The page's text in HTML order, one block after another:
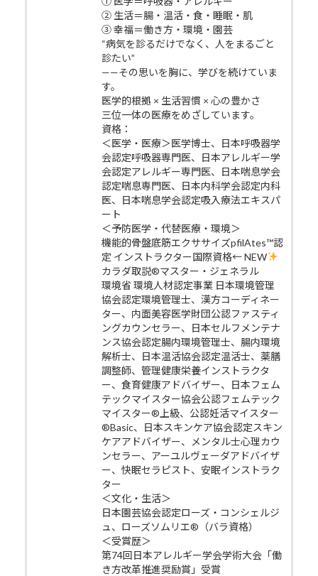
② 生活＝腸・温活・食・睡眠・肌
③ 幸福＝働き方・環境・園芸
“病気を診るだけでなく、人をまるごと
診たい”
——その思いを胸に、学びを続けていま
す。
医学的根拠 × 生活習慣 × 心の豊かさ
三位一体の医療をめざしています。
資格：
＜医学・医療＞医学博士、日本呼吸器学
会認定呼吸器専門医、日本アレルギー学
会認定アレルギー専門医、日本喘息学会
認定喘息専門医、日本内科学会認定内科
医、日本喘息学会認定吸入療法エキスパ
ート
＜予防医学・代替医療・環境＞
機能的骨盤底筋エクササイズpfilAtes™認
定 インストラクター国際資格← NEW
カラダ取説®マスター・ジェネラル
環境省 環境人材認定事業 日本環境管理
協会認定環境管理士、漢方コーディネー
ター、内面美容医学財団公認ファスティ
ングカウンセラー、日本セルフメンテナ
ンス協会認定腸内環境管理士、腸内環境
解析士、日本温活協会認定温活士、薬膳
調整師、管理健康栄養インストラクタ
ー、食育健康アドバイザー、日本フェム
テックマイスター協会公認フェムテック
マイスター®上級、公認妊活マイスター
®Basic、日本スキンケア協会認定スキン
ケアアドバイザー、メンタル士心理カウ
ンセラー、アーユルヴェーダアドバイザ
ー、快眠セラピスト、安眠インストラク
ター
＜文化・生活＞
日本園芸協会認定ローズ・コンシェルジ
ュ、ローズソムリエ®（バラ資格）
＜受賞歴＞
第74回日本アレルギー学会学術大会「働
き方改革推進奨励賞」受賞